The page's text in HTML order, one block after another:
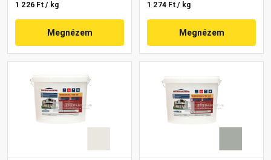
1 226 Ft / kg
Megnézem
1 274 Ft / kg
Megnézem